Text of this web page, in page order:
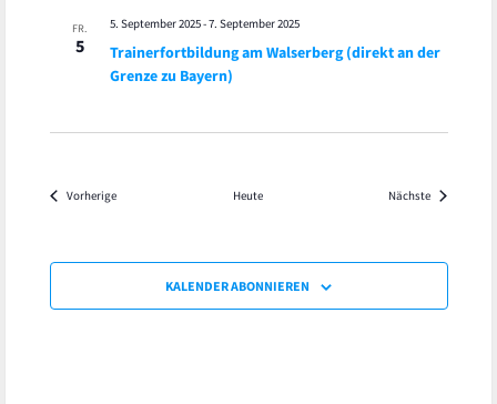
FR.
5
Trainerfortbildung am Walserberg (direkt an der
Grenze zu Bayern)
5. September 2025-7. September 2025
VorherigeVeranstaltungen Heute Nächste
KALENDER ABONNIEREN